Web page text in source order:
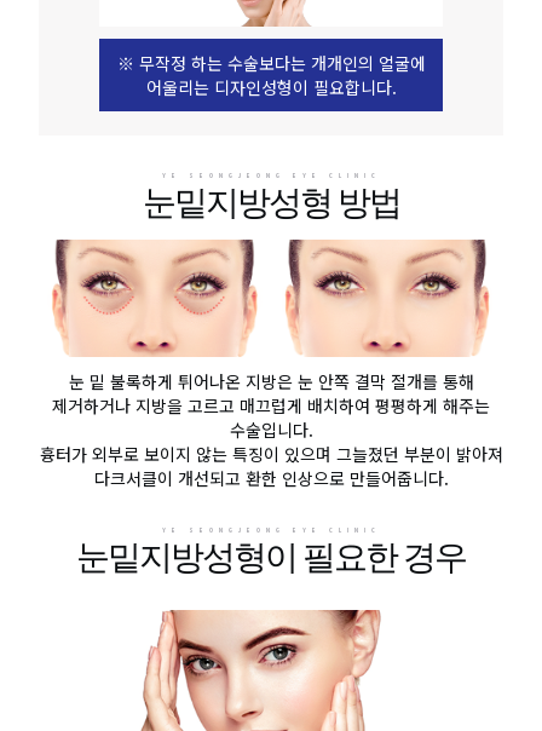
※ 무작정 하는 수술보다는 개개인의 얼굴에
어울리는 디자인성형이 필요합니다.
YE SEONGJEONG EYE CLINIC
눈밑지방성형 방법
눈 밑 불록하게 튀어나온 지방은 눈 안쪽 결막 절개를 통해
제거하거나 지방을 고르고 매끄럽게 배치하여 평평하게 해주는
수술입니다.
흉터가 외부로 보이지 않는 특징이 있으며 그늘졌던 부분이 밝아져
다크서클이 개선되고 환한 인상으로 만들어줍니다.
YE SEONGJEONG EYE CLINIC
눈밑지방성형이 필요한 경우